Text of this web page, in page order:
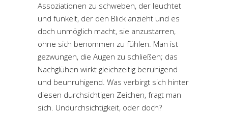
Assoziationen zu schweben, der leuchtet
und funkelt, der den Blick anzieht und es
doch unmöglich macht, sie anzustarren,
ohne sich benommen zu fühlen. Man ist
gezwungen, die Augen zu schließen; das
Nachglühen wirkt gleichzeitig beruhigend
und beunruhigend. Was verbirgt sich hinter
diesen durchsichtigen Zeichen, fragt man
sich. Undurchsichtigkeit, oder doch?